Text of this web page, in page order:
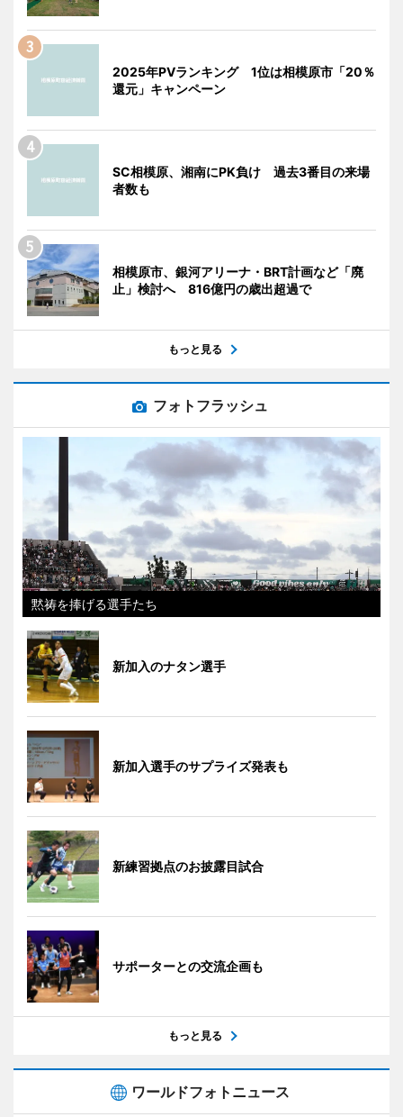
2025年PVランキング 1位は相模原市「20％
還元」キャンペーン
SC相模原、湘南にPK負け 過去3番目の来場
者数も
相模原市、銀河アリーナ・BRT計画など「廃
止」検討へ 816億円の歳出超過で
もっと見る
フォトフラッシュ
黙祷を捧げる選手たち
新加入のナタン選手
新加入選手のサプライズ発表も
新練習拠点のお披露目試合
サポーターとの交流企画も
もっと見る
ワールドフォトニュース